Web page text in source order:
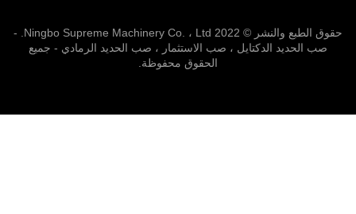
حقوق الطبع والنشر © 2022 Ningbo Supreme Machinery Co. ، Ltd. -
صب الحديد الدكتايل ، صب الاستثمار ، صب الحديد الرمادي - جميع
الحقوق محفوظة.